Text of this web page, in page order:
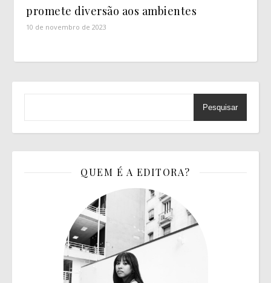
promete diversão aos ambientes
10 de novembro de 2023
Pesquisar
QUEM É A EDITORA?